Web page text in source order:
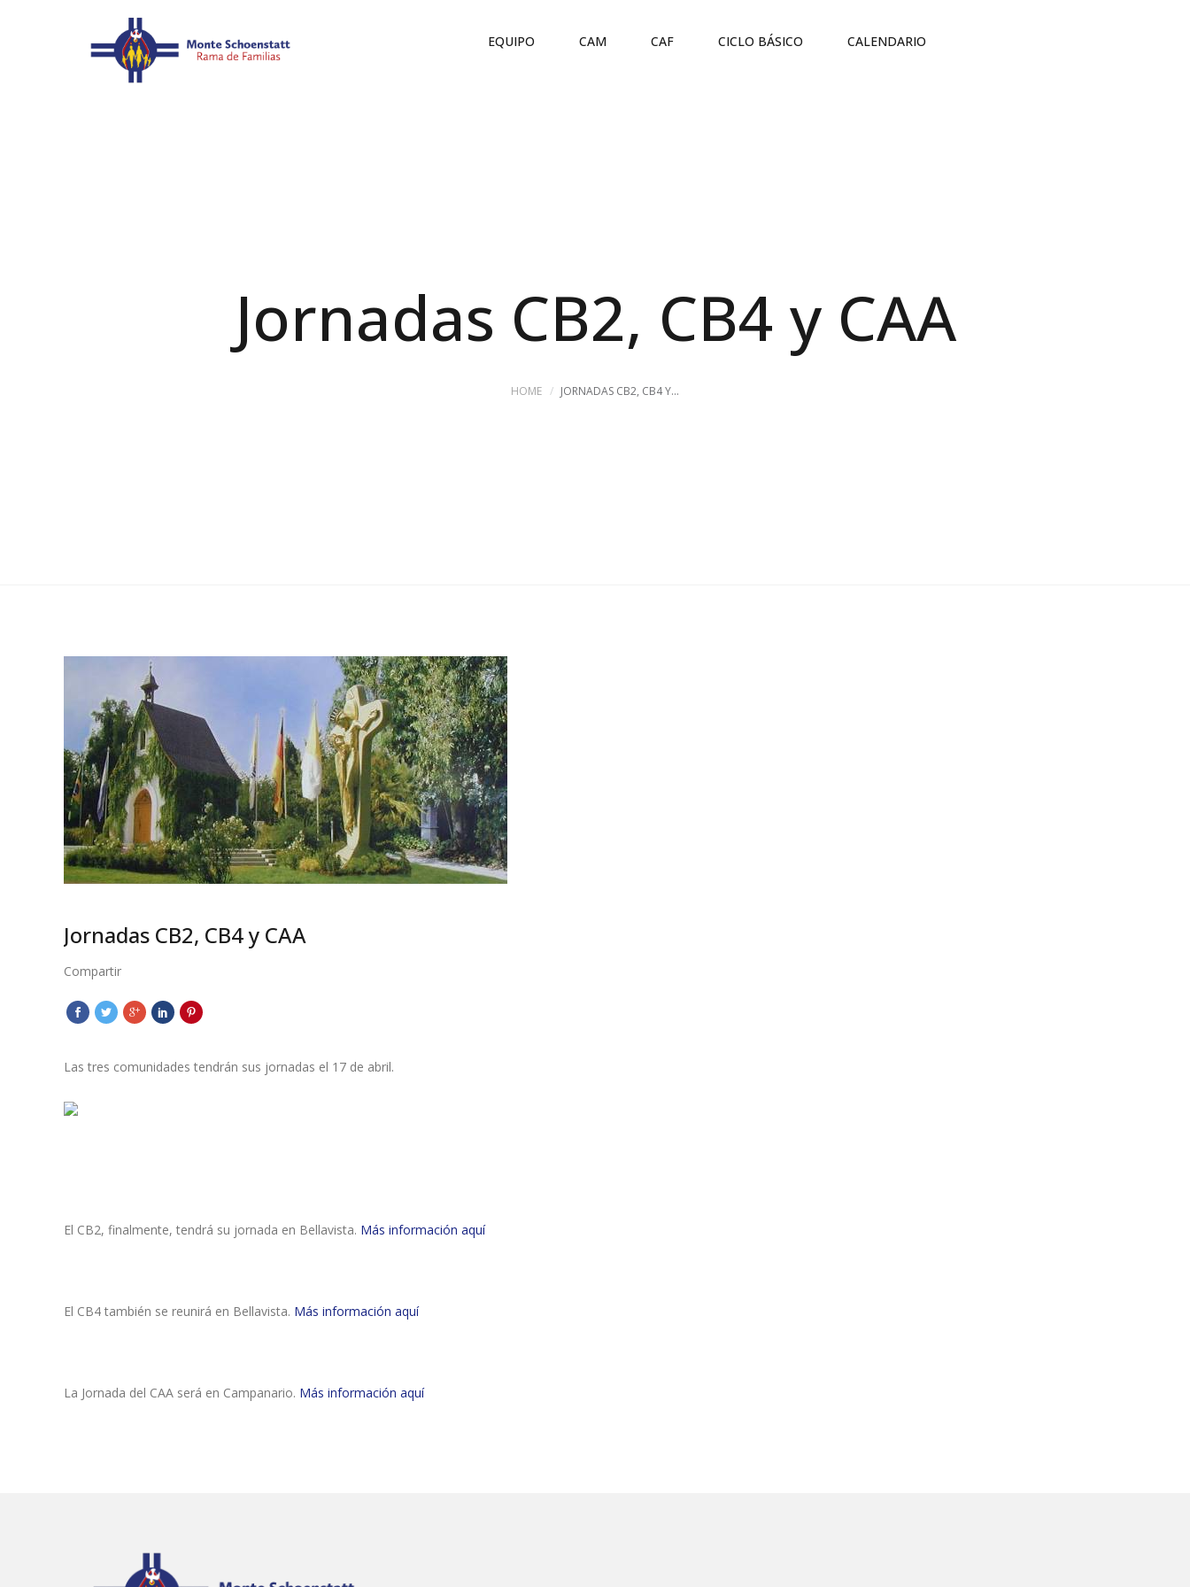
EQUIPO CAM CAF CICLO BÁSICO CALENDARIO
Jornadas CB2, CB4 y CAA
HOME JORNADAS CB2, CB4 Y...
Jornadas CB2, CB4 y CAA
Compartir
Las tres comunidades tendrán sus jornadas el 17 de abril.
El CB2, finalmente, tendrá su jornada en Bellavista. Más información aquí
El CB4 también se reunirá en Bellavista. Más información aquí
La Jornada del CAA será en Campanario. Más información aquí